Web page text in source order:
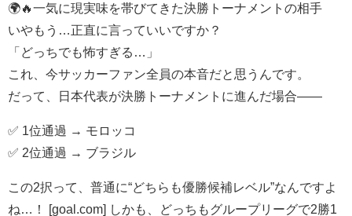
🌍🔥一気に現実味を帯びてきた決勝トーナメントの相手
いやもう…正直に言っていいですか？
「どっちでも怖すぎる…」
これ、今サッカーファン全員の本音だと思うんです。
だって、日本代表が決勝トーナメントに進んだ場合——
✅ 1位通過 → モロッコ
✅ 2位通過 → ブラジル
この2択って、普通に“どちらも優勝候補レベル”なんですよ
ね…！ [goal.com] しかも、どっちもグループリーグで2勝1